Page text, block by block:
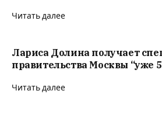
Читать далее
Лариса Долина получает
правительства Москвы “уже 5
Читать далее